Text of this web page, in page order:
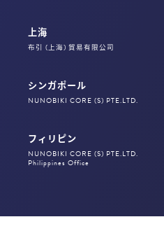
上海
布引 (上海) 貿易有限公司
シンガポール
NUNOBIKI CORE (S) PTE.LTD.
フィリピン
NUNOBIKI CORE (S) PTE.LTD.
Philippines Office